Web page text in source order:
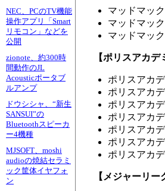
NEC、PCのTV機能
操作アプリ「Smart
リモコン」などを
公開
zionote、約300時
間動作のJL
Acousticポータブ
ルアンプ
ドウシシャ、“新生
SANSUI”の
Bluetoothスピーカ
ー4機種
MJSOFT、moshi
audioの焼結セラミ
ック筐体イヤフォ
ン
マッドマッ
マッドマッ
マッドマッ
【ポリスアカデ
ポリスアカ
ポリスアカ
ポリスアカ
ポリスアカ
ポリスアカ
ポリスアカ
ポリスアカ
【メジャーリー